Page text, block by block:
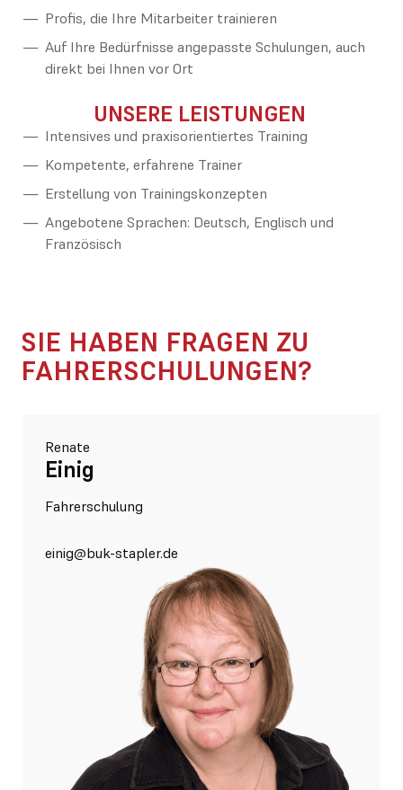
Profis, die Ihre Mitarbeiter trainieren
Auf Ihre Bedürfnisse angepasste Schulungen, auch
direkt bei Ihnen vor Ort
UNSERE LEISTUNGEN
Intensives und praxisorientiertes Training
Kompetente, erfahrene Trainer
Erstellung von Trainingskonzepten
Angebotene Sprachen: Deutsch, Englisch und
Französisch
SIE HABEN FRAGEN ZU
FAHRER­SCHULUNGEN?
Renate
Einig
Fahrerschulung
einig@buk-stapler.de